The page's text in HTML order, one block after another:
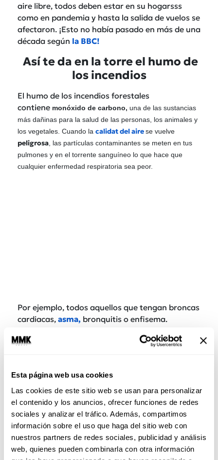
Esta página web usa cookies
Las cookies de este sitio web se usan para personalizar
el contenido y los anuncios, ofrecer funciones de redes
sociales y analizar el tráfico. Además, compartimos
información sobre el uso que haga del sitio web con
nuestros partners de redes sociales, publicidad y análisis
web, quienes pueden combinarla con otra información
aire libre, todos deben estar en su hogarsss
como en pandemia y hasta la salida de vuelos se
afectaron. ¡Esto no había pasado en más de una
década según la BBC!
Así te da en la torre el humo de
los incendios
El humo de los incendios forestales
contiene monóxido de carbono, una de las sustancias
más dañinas para la salud de las personas, los animales y
los vegetales. Cuando la calidat del airese vuelve
peligrosa , las partículas contaminantes se meten en tus
pulmones y en el torrente sanguíneo lo que hace que
cualquier enfermedad respiratoria sea peor.
Por ejemplo, todos aquellos que tengan broncas
cardiacas, asma, bronquitis o enfisema.
También lee:
Cómo prevenir enfermedades